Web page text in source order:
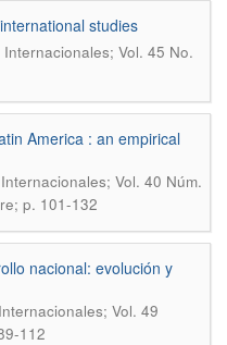
studies
Internacionales; Vol. 45 No.
America : an empirical
Vol. 40 Núm.
p. 101-132
nacional: evolución y
Vol. 49
112